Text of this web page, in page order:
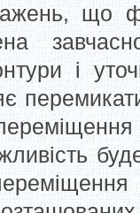
що
і